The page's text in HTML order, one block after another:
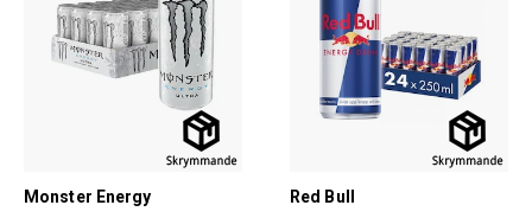
Monster Energy
Red Bull